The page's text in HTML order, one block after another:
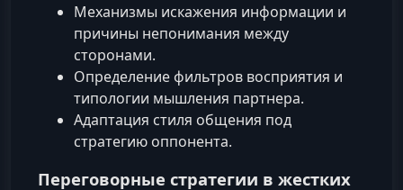
Механизмы искажения информации и
причины непонимания между
сторонами.
Определение фильтров восприятия и
типологии мышления партнера.
Адаптация стиля общения под
стратегию оппонента.
Переговорные стратегии в жестких